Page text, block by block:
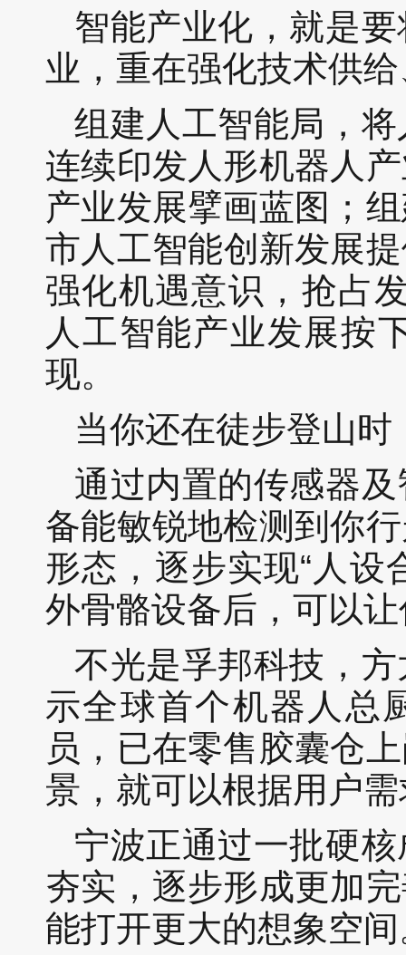
智能产业化，就是
业，重在强化技术供
组建 人工智能局 ，
连续印发人形机器人
产业发展擘画蓝图；
市人工智能创新发展
强化机遇意识，抢占
人工智能产业发展按
现。
当你还在徒步登山
通过内置的传感器
备能敏锐地检测到你
形态，逐步实现“人设
外骨骼设备后，可以
不光是孚邦科技， 方
示全球首个机器人总
员，已在零售胶囊仓
景，就可以根据用户
宁波正通过一批硬
夯实，逐步形成更加
能打开更大的想象空